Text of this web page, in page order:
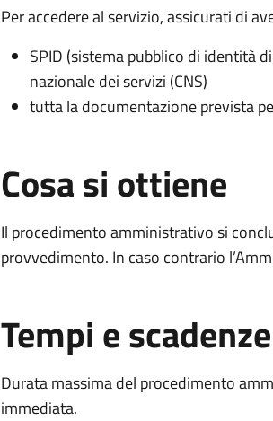
Per accedere al servizio, assicurati di
SPID (sistema pubblico di identità
nazionale dei servizi (CNS)
tutta la documentazione prevista
Cosa si ottiene
Il procedimento amministrativo si
provvedimento. In caso contrario
Tempi e scadenze
Durata massima del procedimento
immediata.